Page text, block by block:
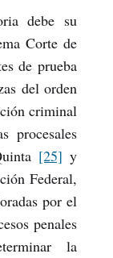
debe su
Corte de
de prueba
del orden
criminal
procesales
[25] y
Federal,
por el
penales
la